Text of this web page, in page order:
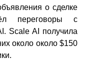
о сделке
переговоры с
Scale AI получила
около около $150